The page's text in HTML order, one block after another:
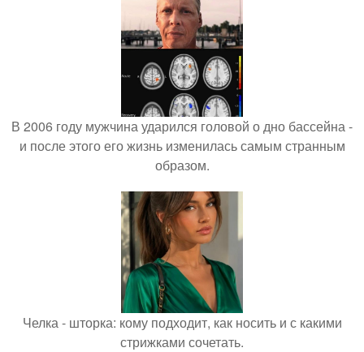
В 2006 году мужчина ударился головой о дно бассейна -
и после этого его жизнь изменилась самым странным
образом.
Челка - шторка: кому подходит, как носить и с какими
стрижками сочетать.